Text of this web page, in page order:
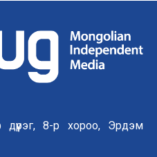
дүүрэг, 8-р хороо, Эрдэм